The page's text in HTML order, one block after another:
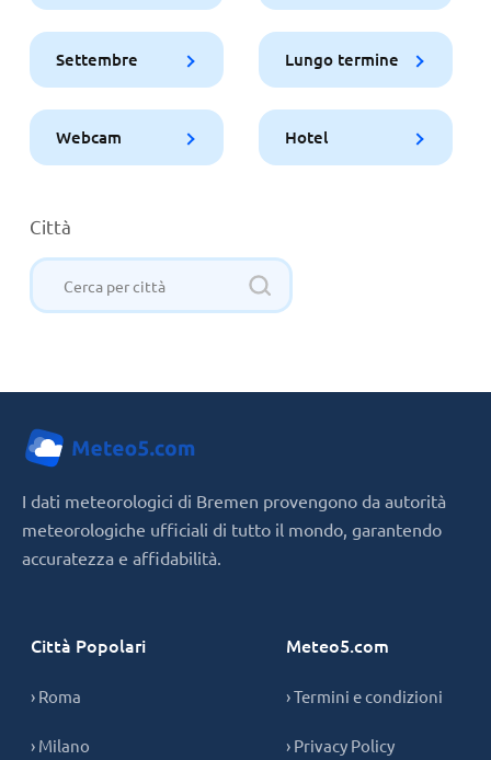
Settembre Lungo termine
Webcam Hotel
Città
I dati meteorologici di Bremen provengono da autorità
meteorologiche ufficiali di tutto il mondo, garantendo
accuratezza e affidabilità.
Città Popolari
› Roma
› Milano
Meteo5.com
› Termini e condizioni
› Privacy Policy